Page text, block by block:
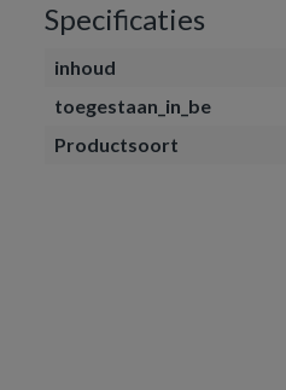
Specificaties
inhoud
toegestaan_in_be
Productsoort